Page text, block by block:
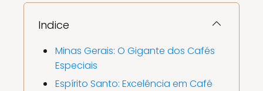
Indice
Minas Gerais: O Gigante dos Cafés
Especiais
Espírito Santo: Excelência em Café